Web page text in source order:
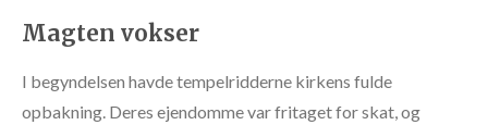
Magten vokser
I begyndelsen havde tempelridderne kirkens fulde
opbakning. Deres ejendomme var fritaget for skat, og